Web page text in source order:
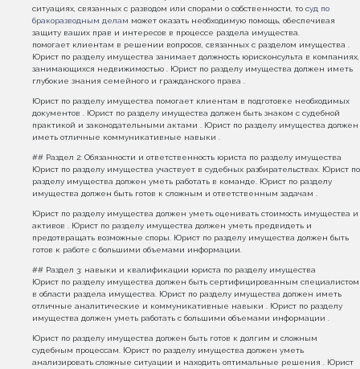
ситуациях, связанных с разводом или спорами о собственности, то суд по
бракоразводным делам может оказать необходимую помощь, обеспечивая
защиту ваших прав и интересов в процессе раздела имущества.
помогает клиентам в решении вопросов, связанных с разделом имущества .
Юрист по разделу имущества занимает должность юрисконсульта в компаниях,
занимающихся недвижимостью . Юрист по разделу имущества должен иметь
глубокие знания семейного и гражданского права .
Юрист по разделу имущества помогает клиентам в подготовке необходимых
документов . Юрист по разделу имущества должен быть знаком с судебной
практикой и законодательными актами . Юрист по разделу имущества должен
иметь отличные коммуникативные навыки .
## Раздел 2: Обязанности и ответственность юриста по разделу имущества
Юрист по разделу имущества участвует в судебных разбирательствах. Юрист по
разделу имущества должен уметь работать в команде. Юрист по разделу
имущества должен быть готов к сложным и ответственным задачам .
Юрист по разделу имущества должен уметь оценивать стоимость имущества и
активов . Юрист по разделу имущества должен уметь предвидеть и
предотвращать возможные споры. Юрист по разделу имущества должен быть
готов к работе с большими объемами информации.
## Раздел 3: навыки и квалификации юриста по разделу имущества
Юрист по разделу имущества должен быть сертифицированным специалистом
в области раздела имущества. Юрист по разделу имущества должен иметь
отличные аналитические и коммуникативные навыки . Юрист по разделу
имущества должен уметь работать с большими объемами информации .
Юрист по разделу имущества должен быть готов к долгим и сложным
судебным процессам. Юрист по разделу имущества должен уметь
анализировать сложные ситуации и находить оптимальные решения . Юрист